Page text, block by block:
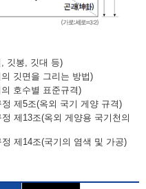
깃봉, 깃대 등)
깃면을 그리는 방법)
호수별 표준규격)
제5조(옥외 국기 게양 규격)
제13조(옥외 게양용 국기천의
제14조(국기의 염색 및 가공)